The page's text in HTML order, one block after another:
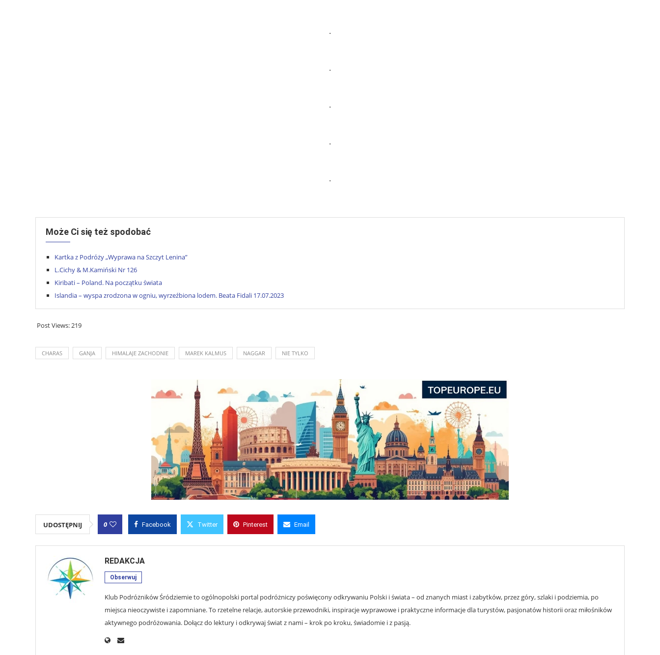
.
.
.
.
.
Może Ci się też spodobać
Kartka z Podróży „Wyprawa na Szczyt Lenina”
L.Cichy & M.Kamiński Nr 126
Kiribati – Poland. Na początku świata
Islandia – wyspa zrodzona w ogniu, wyrzeźbiona lodem. Beata Fidali 17.07.2023
Post Views:219
CHARAS GANJA HIMALAJE ZACHODNIE MAREK KALMUS NAGGAR NIE TYLKO
UDOSTĘPNIJ 0 Facebook Twitter Pinterest Email
REDAKCJA
Obserwuj
Klub Podróżników Śródziemie to ogólnopolski portal podróżniczy poświęcony odkrywaniu Polski i świata – od znanych miast i zabytków, przez góry, szlaki i podziemia, po
miejsca nieoczywiste i zapomniane. To rzetelne relacje, autorskie przewodniki, inspiracje wyprawowe i praktyczne informacje dla turystów, pasjonatów historii oraz miłośników
aktywnego podróżowania. Dołącz do lektury i odkrywaj świat z nami – krok po kroku, świadomie i z pasją.